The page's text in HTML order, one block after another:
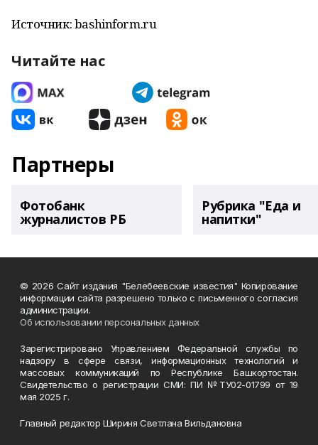
Источник: bashinform.ru
Читайте нас
Партнеры
Фотобанк
журналистов РБ
Рубрика "Еда и
напитки"
© 2026 Сайт издания "Белебеевские известия" Копирование
информации сайта разрешено только с письменного согласия
администрации.
Об использовании персональных данных
Зарегистрировано Управлением Федеральной службы по
надзору в сфере связи, информационных технологий и
массовых коммуникаций по Республике Башкортостан.
Свидетельство о регистрации СМИ: ПИ №ТУ02-01799 от 19
мая 2025 г.
Главный редактор Шириня Светлана Вильдановна